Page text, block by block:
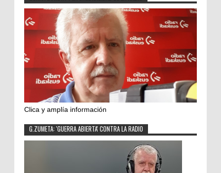
Clica y amplía información
G.ZUMETA: 'GUERRA ABIERTA' CONTRA LA RADIO